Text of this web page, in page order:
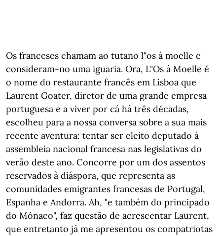
Os franceses chamam ao tutano l"os à moelle e
consideram-no uma iguaria. Ora, L"Os à Moelle é
o nome do restaurante francês em Lisboa que
Laurent Goater, diretor de uma grande empresa
portuguesa e a viver por cá há três décadas,
escolheu para a nossa conversa sobre a sua mais
recente aventura: tentar ser eleito deputado à
assembleia nacional francesa nas legislativas do
verão deste ano. Concorre por um dos assentos
reservados à diáspora, que representa as
comunidades emigrantes francesas de Portugal,
Espanha e Andorra. Ah, "e também do principado
do Mónaco", faz questão de acrescentar Laurent,
que entretanto já me apresentou os compatriotas